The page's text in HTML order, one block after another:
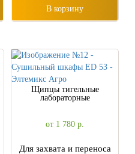
В корзину
Щипцы тигельные
лабораторные
от 1 780р.
Для захвата и переноса